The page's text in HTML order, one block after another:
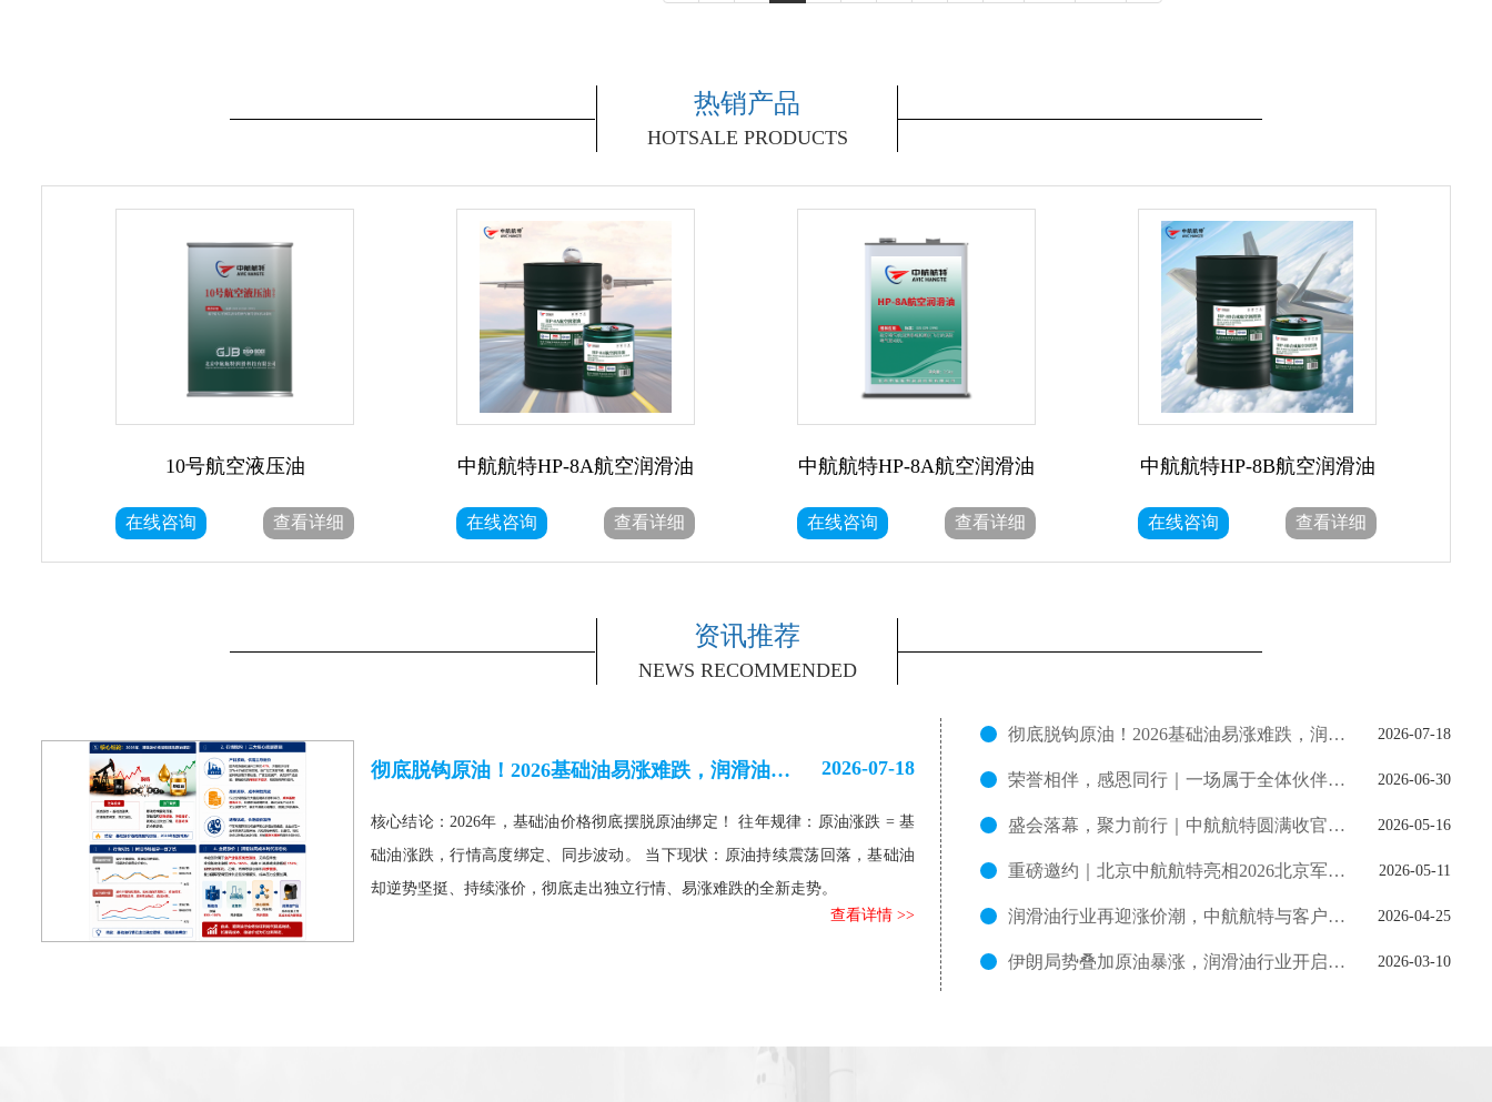
热销产品
HOTSALE PRODUCTS
10号航空液压油
在线咨询 查看详细
中航航特HP-8A航空润滑油
在线咨询 查看详细
中航航特HP-8A航空润滑油
在线咨询 查看详细
中航航特HP-8B航空润滑油
在线咨询 查看详细
资讯推荐
NEWS RECOMMENDED
彻底脱钩原油！2026基础油易涨难跌，润滑油高成本已成定局 2026-07-18
核心结论：2026年，基础油价格彻底摆脱原油绑定！ 往年规律：原油涨跌 = 基
础油涨跌，行情高度绑定、同步波动。 当下现状：原油持续震荡回落，基础油
却逆势坚挺、持续涨价，彻底走出独立行情、易涨难跌的全新走势。
查看详情 >>
彻底脱钩原油！2026基础油易涨难跌，润滑油高成本已成定局 2026-07-18
荣誉相伴，感恩同行｜一场属于全体伙伴的暖心盛会 2026-06-30
盛会落幕，聚力前行｜中航航特圆满收官2026北京军博会 2026-05-16
重磅邀约｜北京中航航特亮相2026北京军博会，B222展位恭候莅临！ 2026-05-11
润滑油行业再迎涨价潮，中航航特与客户共克时艰 2026-04-25
伊朗局势叠加原油暴涨，润滑油行业开启新一轮涨价潮 2026-03-10